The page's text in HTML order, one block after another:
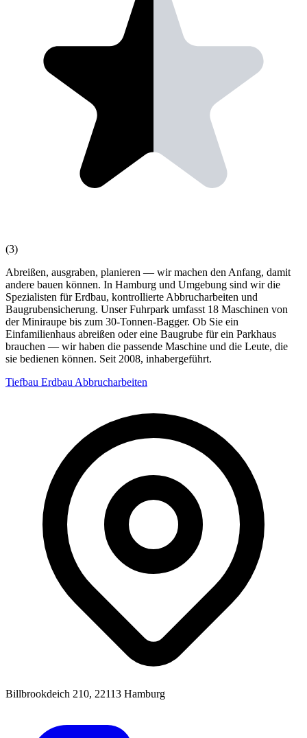
(3)
Abreißen, ausgraben, planieren — wir machen den Anfang, damit
andere bauen können. In Hamburg und Umgebung sind wir die
Spezialisten für Erdbau, kontrollierte Abbrucharbeiten und
Baugrubensicherung. Unser Fuhrpark umfasst 18 Maschinen von
der Miniraupe bis zum 30-Tonnen-Bagger. Ob Sie ein
Einfamilienhaus abreißen oder eine Baugrube für ein Parkhaus
brauchen — wir haben die passende Maschine und die Leute, die
sie bedienen können. Seit 2008, inhabergeführt.
Tiefbau Erdbau Abbrucharbeiten
Billbrookdeich 210, 22113 Hamburg